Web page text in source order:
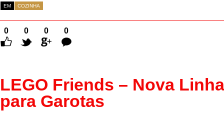
EM COZINHA
0 0 0
0
Comentários
LEGO Friends – Nova
para Garotas